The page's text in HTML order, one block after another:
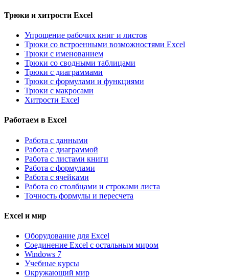
Трюки и хитрости Excel
Упрощение рабочих книг и листов
Трюки со встроенными возможностями Excel
Трюки с именованием
Трюки со сводными таблицами
Трюки с диаграммами
Трюки с формулами и функциями
Трюки с макросами
Хитрости Excel
Работаем в Excel
Работа с данными
Работа с диаграммой
Работа с листами книги
Работа с формулами
Работа с ячейками
Работа со столбцами и строками листа
Точность формулы и пересчета
Excel и мир
Оборудование для Excel
Соединение Excel с остальным миром
Windows 7
Учебные курсы
Окружающий мир